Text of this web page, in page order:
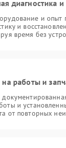
диагностика
и опыт
и
время без
на работы и
и
от повторных